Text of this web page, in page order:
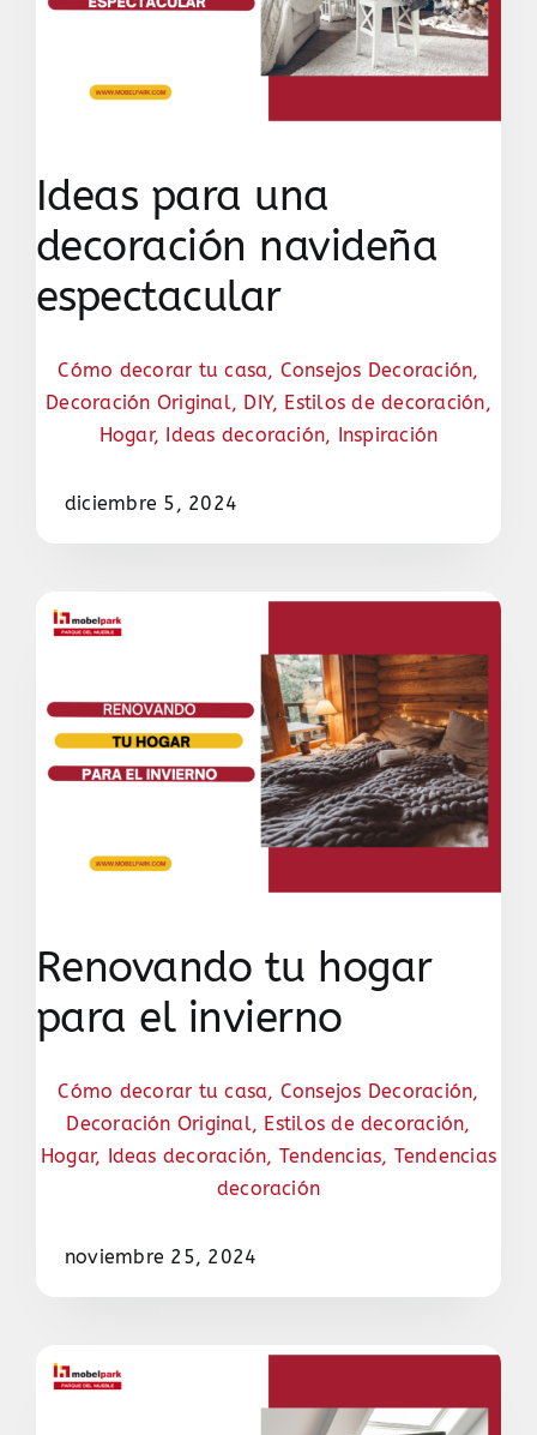
Ideas para una
decoración navideña
espectacular
Cómo decorar tu casa, Consejos Decoración,
Decoración Original, DIY, Estilos de decoración,
Hogar, Ideas decoración, Inspiración
diciembre 5, 2024
Renovando tu hogar
para el invierno
Cómo decorar tu casa, Consejos Decoración,
Decoración Original, Estilos de decoración,
Hogar, Ideas decoración, Tendencias, Tendencias
decoración
noviembre 25, 2024